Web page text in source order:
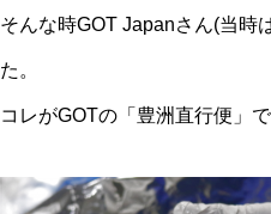
そんな時GOT Japanさん(当時
た。
コレがGOTの「豊洲直行便」で